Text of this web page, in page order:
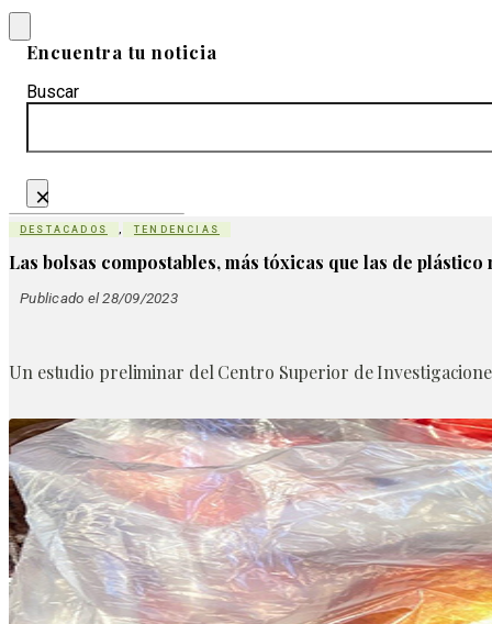
Encuentra tu noticia
Buscar
×
DESTACADOS , TENDENCIAS
Las bolsas compostables, más tóxicas que las de
Publicado el 28/09/2023
Un estudio preliminar del Centro Superior de